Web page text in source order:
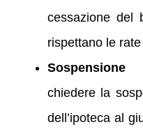
cessazione del
rispettano le
Sospensione
chiedere la
dell’ipoteca al